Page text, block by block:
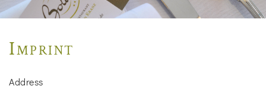
Imprint
Address